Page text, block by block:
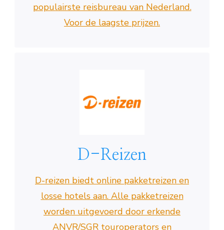
populairste reisbureau van Nederland.
Voor de laagste prijzen.
D-Reizen
D-reizen biedt online pakketreizen en
losse hotels aan. Alle pakketreizen
worden uitgevoerd door erkende
ANVR/SGR touroperators en